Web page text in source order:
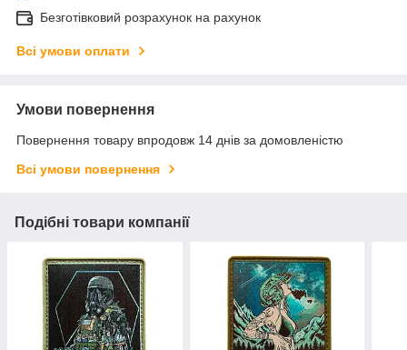
Безготівковий розрахунок на рахунок
Всі умови оплати
Умови повернення
Повернення товару впродовж 14 днів за домовленістю
Всі умови повернення
Подібні товари компанії